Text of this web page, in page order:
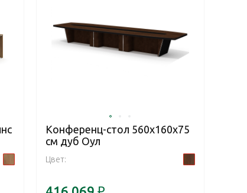
Конференц-стол 560x160x75
см дуб Оул
Цвет: